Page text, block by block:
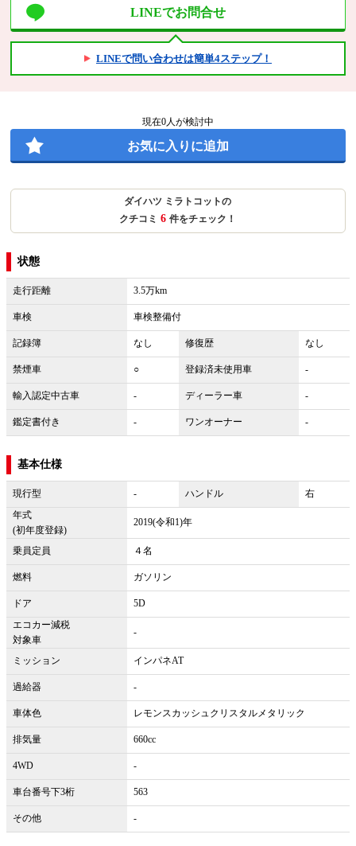
LINEでお問合せ
LINEで問い合わせは簡単4ステップ！
現在0人が検討中
お気に入りに追加
ダイハツ ミラトコットの
クチコミ 6 件をチェック！
状態
走行距離 3.5万km
車検 車検整備付
記録簿 なし 修復歴 なし
禁煙車 ○ 登録済未使用車 -
輸入認定中古車 - ディーラー車 -
鑑定書付き - ワンオーナー -
基本仕様
現行型 - ハンドル
右
年式
(初年度登録)
2019(令和1)年
乗員定員 ４名
燃料 ガソリン
ドア
5D
エコカー減税
対象車
-
ミッション インパネAT
過給器 -
車体色 レモンスカッシュクリスタルメタリック
排気量 660cc
4WD -
車台番号下3桁 563
その他 -